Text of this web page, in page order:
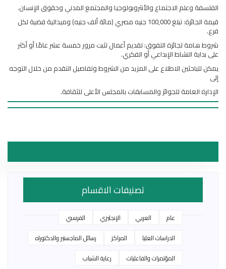
الفلسفة وعلم الاجتماع والأنثروبولوجيا والمجتمع المدني وحقوق الإنسان.
قيمة الجائزة: تبلغ 100,000 جنيه مصري (مائة ألف جنيه) وميدالية فضية لكل
فرع.
شروط هامة لجائزة التفوق: تقديم أعمال تثبت مرور خمسة عشر عامًا أو أكثر
على بداية النشاط الإبداعي أو الفكري.
يمكن للباحثين الاطلاع على المزيد من الشروط وتفاصيل التقدم من خلال التوجه
إلى
الإدارة العامة للجوائز والمسابقات بالمجلس الأعلى للثقافة.
تصنيفات الاقسام
عام العربي الإنجليزي
الفرنسي
الدراسات العليا
المراكز
رسائل الماجستير والدكتوراه
المؤتمرات والفاعليات
رعاية الشباب